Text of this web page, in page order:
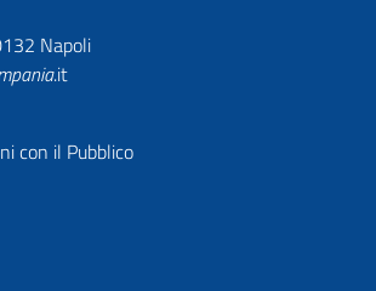
Napoli
.it
con il Pubblico